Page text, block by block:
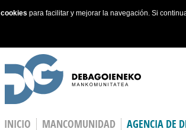
cookies para facilitar y mejorar la navegación. Si
INICIO MANCOMUNIDAD AGENCIA DE